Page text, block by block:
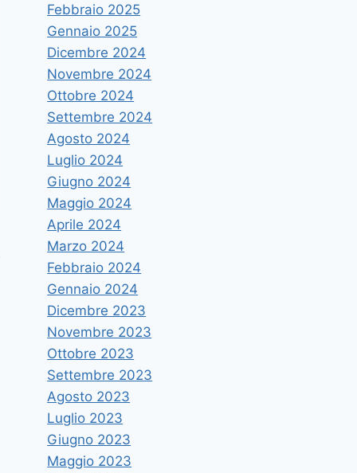
Febbraio 2025
Gennaio 2025
Dicembre 2024
Novembre 2024
Ottobre 2024
Settembre 2024
Agosto 2024
Luglio 2024
Giugno 2024
Maggio 2024
Aprile 2024
Marzo 2024
Febbraio 2024
Gennaio 2024
Dicembre 2023
Novembre 2023
Ottobre 2023
Settembre 2023
Agosto 2023
Luglio 2023
Giugno 2023
Maggio 2023